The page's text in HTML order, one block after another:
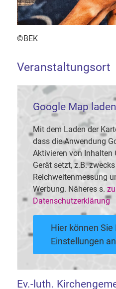
©BEK
Veranstaltungsort
Google Map laden
Mit dem Laden der
dass die Anwendung
Aktivieren von Inhalten
Gerät setzt, z.B. zwecks
Reichweitenmessung
Werbung. Näheres s.
Datenschutzerklärung
Hier können Sie
Einstellungen
Ev.-luth.